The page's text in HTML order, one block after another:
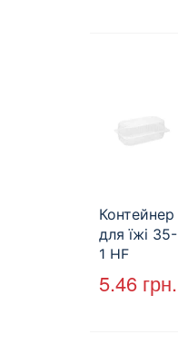
Контейнер
для їжі 35-
1 HF
227*127*85
мм
5.46 грн.